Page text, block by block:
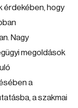
érdekében, hogy
Nagy
megoldások
a
a szakmai